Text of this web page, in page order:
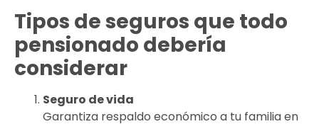
Tipos de seguros que todo
pensionado debería
considerar
Seguro de vida
Garantiza respaldo económico a tu familia en